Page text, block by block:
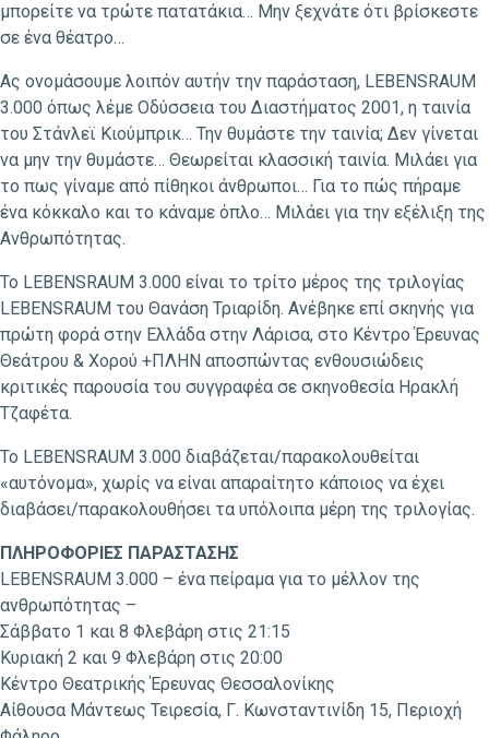
μπορείτε να τρώτε πατατάκια… Μην ξεχνάτε ότι βρίσκεστε
σε ένα θέατρο…
Ας ονομάσουμε λοιπόν αυτήν την παράσταση, LEBENSRAUM
3.000 όπως λέμε Οδύσσεια του Διαστήματος 2001, η ταινία
του Στάνλεϊ Κιούμπρικ… Την θυμάστε την ταινία; Δεν γίνεται
να μην την θυμάστε… Θεωρείται κλασσική ταινία. Μιλάει για
το πως γίναμε από πίθηκοι άνθρωποι… Για το πώς πήραμε
ένα κόκκαλο και το κάναμε όπλο… Μιλάει για την εξέλιξη της
Ανθρωπότητας.
To LEBENSRAUM 3.000 είναι το τρίτο μέρος της τριλογίας
LEBENSRAUM του Θανάση Τριαρίδη. Ανέβηκε επί σκηνής για
πρώτη φορά στην Ελλάδα στην Λάρισα, στο Κέντρο Έρευνας
Θεάτρου & Χορού +ΠΛΗΝ αποσπώντας ενθουσιώδεις
κριτικές παρουσία του συγγραφέα σε σκηνοθεσία Ηρακλή
Τζαφέτα.
Το LEBENSRAUM 3.000 διαβάζεται/παρακολουθείται
«αυτόνομα», χωρίς να είναι απαραίτητο κάποιος να έχει
διαβάσει/παρακολουθήσει τα υπόλοιπα μέρη της τριλογίας.
ΠΛΗΡΟΦΟΡΙΕΣ ΠΑΡΑΣΤΑΣΗΣ
LEBENSRAUM 3.000 – ένα πείραμα για το μέλλον της
ανθρωπότητας –
Σάββατο 1 και 8 Φλεβάρη στις 21:15
Κυριακή 2 και 9 Φλεβάρη στις 20:00
Κέντρο Θεατρικής Έρευνας Θεσσαλονίκης
Αίθουσα Μάντεως Τειρεσία, Γ. Κωνσταντινίδη 15, Περιοχή